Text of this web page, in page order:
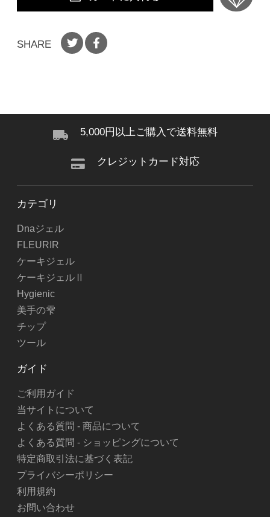
SHARE
5,000円以上ご購入で送料無料
クレジットカード対応
カテゴリ
Dnaジェル
FLEURIR
ケーキジェル
ケーキジェルⅡ
Hygienic
美手の雫
チップ
ツール
ガイド
ご利用ガイド
当サイトについて
よくある質問 - 商品について
よくある質問 - ショッピングについて
特定商取引法に基づく表記
プライバシーポリシー
利用規約
お問い合わせ